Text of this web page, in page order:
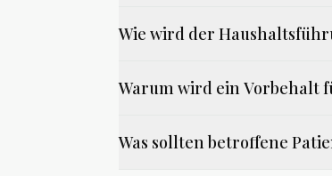
Wie wird der
Warum wird ein Vorbehalt
Was sollten betroffene